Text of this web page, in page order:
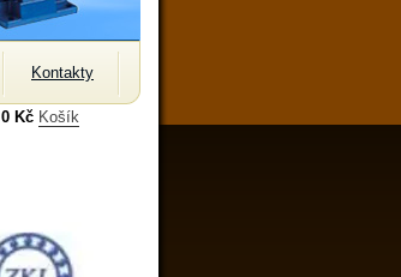
Kontakty
0 Kč Košík